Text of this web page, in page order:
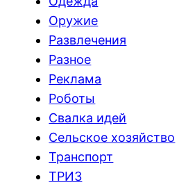
Оружие
Развлечения
Разное
Реклама
Роботы
Свалка идей
Сельское хозяйство
Транспорт
ТРИЗ